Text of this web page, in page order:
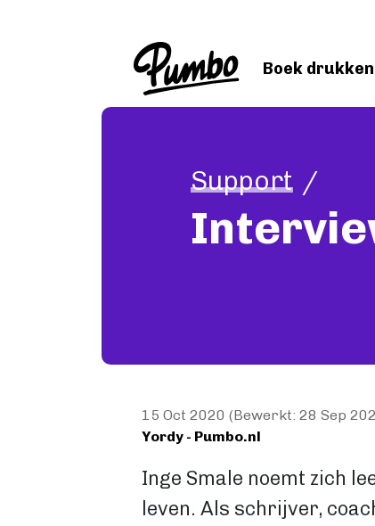
Boek drukken
Support
15 Oct 2020 (Bewerkt: 28 Sep
Yordy - Pumbo.nl
Inge Smale noemt zich
leven. Als schrijver,